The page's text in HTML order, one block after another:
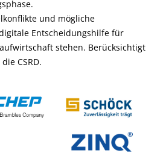
und mögliche
Entscheidungshilfe für
stehen. Berücksichtigt
CSRD.